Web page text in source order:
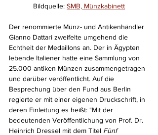
Bildquelle: SMB, Münzkabinett
Der renommierte Münz- und Antikenhändler
Gianno Dattari zweifelte umgehend die
Echtheit der Medaillons an. Der in Ägypten
lebende Italiener hatte eine Sammlung von
25.000 antiken Münzen zusammengetragen
und darüber veröffentlicht. Auf die
Besprechung über den Fund aus Berlin
regierte er mit einer eigenen Druckschrift, in
deren Einleitung es heißt: "Mit der
bedeutenden Veröffentlichung von Prof. Dr.
Heinrich Dressel mit dem Titel Fünf